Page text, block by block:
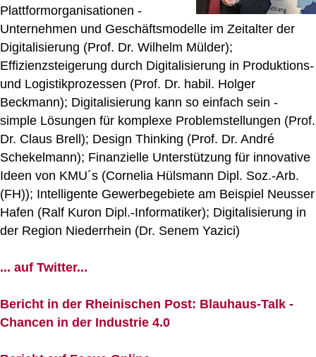
Plattformorganisationen -
Unternehmen und Geschäftsmodelle im Zeitalter der
Digitalisierung (Prof. Dr. Wilhelm Mülder);
Effizienzsteigerung durch Digitalisierung in Produktions-
und Logistikprozessen (Prof. Dr. habil. Holger
Beckmann); Digitalisierung kann so einfach sein -
simple Lösungen für komplexe Problemstellungen (Prof.
Dr. Claus Brell); Design Thinking (Prof. Dr. André
Schekelmann); Finanzielle Unterstützung für innovative
Ideen von KMU´s (Cornelia Hülsmann Dipl. Soz.-Arb.
(FH)); Intelligente Gewerbegebiete am Beispiel Neusser
Hafen (Ralf Kuron Dipl.-Informatiker); Digitalisierung in
der Region Niederrhein (Dr. Senem Yazici)
... auf Twitter...
Bericht in der Rheinischen Post: Blauhaus-Talk -
Chancen in der Industrie 4.0